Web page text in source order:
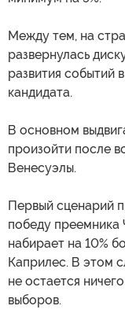
Между тем, на
развернулась
развития событий
кандидата.
В основном
произойти после
Венесуэлы.
Первый сценарий
победу
набирает на 10%
Каприлес. В этом
не остается
выборов.